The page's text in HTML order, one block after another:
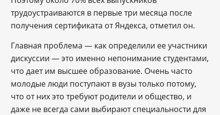
трудоустраиваются в первые три месяца после
получения сертификата от Яндекса, отметил он.
Главная проблема ― как определили ее участники
дискуссии ― это именно непонимание студентами,
что дает им высшее образование. Очень часто
молодые люди поступают в вузы только потому,
что от них это требуют родители и общество, и
даже не всегда сами выбирают специальности для